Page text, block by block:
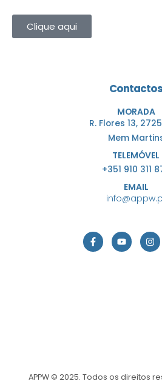
Clique aqui
Contactos
MORADA
R. Flores 13,
Mem
TELEMÓVEL
+351 910 311
EMAIL
APPW © 2025. Todos os direitos